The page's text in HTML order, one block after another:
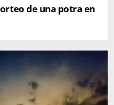
de una potra en